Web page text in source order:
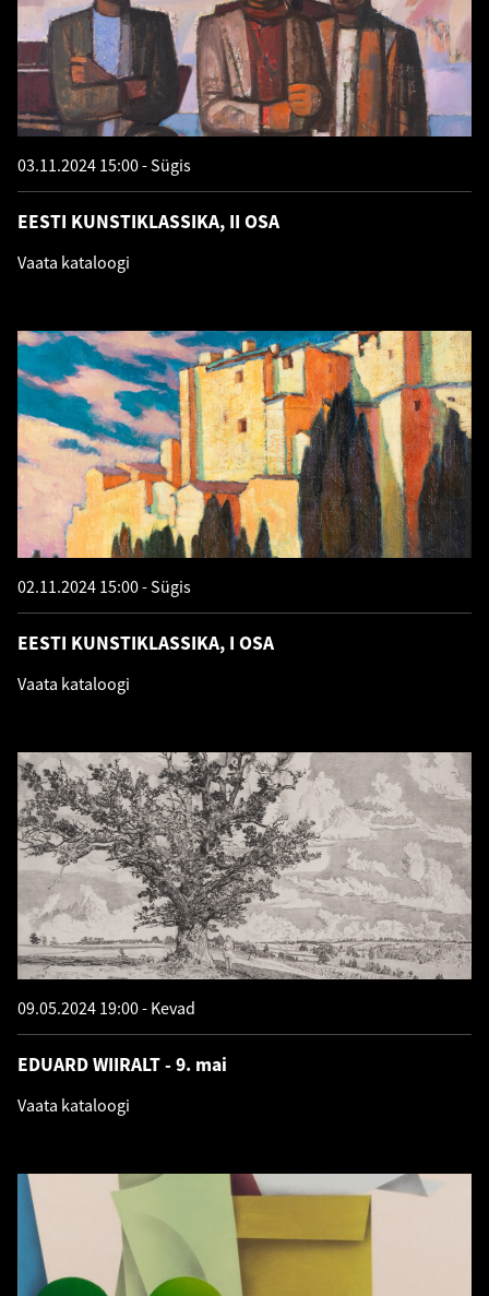
EESTI KUNSTIKLASSIKA, II OSA
03.11.2024 15:00 Sügis
Vaata kataloogi
EESTI KUNSTIKLASSIKA, I OSA
02.11.2024 15:00 Sügis
Vaata kataloogi
EDUARD WIIRALT - 9. mai
09.05.2024 19:00 Kevad
Vaata kataloogi